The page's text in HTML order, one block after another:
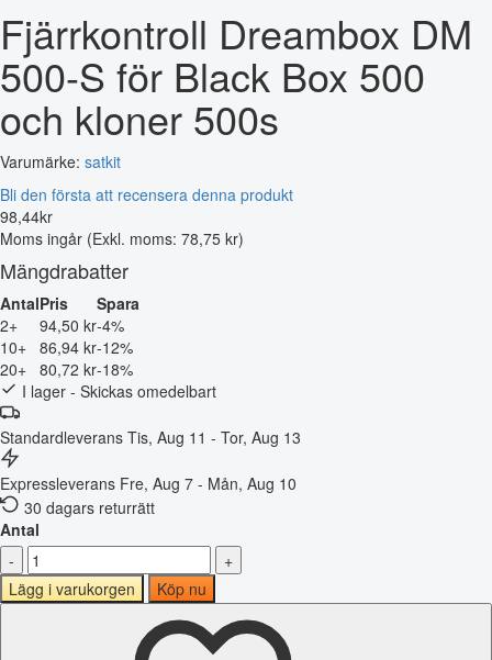
Fjärrkontroll Dreambox DM
500-S för Black Box 500
och kloner 500s
Varumärke: satkit
Bli den första att recensera denna produkt
98,44kr
Moms ingår (Exkl. moms: 78,75 kr)
Mängdrabatter
AntalPris
Spara
2+
94,50 kr-4%
10+ 86,94 kr-12%
20+ 80,72 kr-18%
I lager - Skickas omedelbart
Standardleverans Tis, Aug 11 - Tor, Aug 13
Expressleverans Fre, Aug 7 - Mån, Aug 10
30 dagars returrätt
Antal
-
+
Lägg i varukorgen
Köp nu